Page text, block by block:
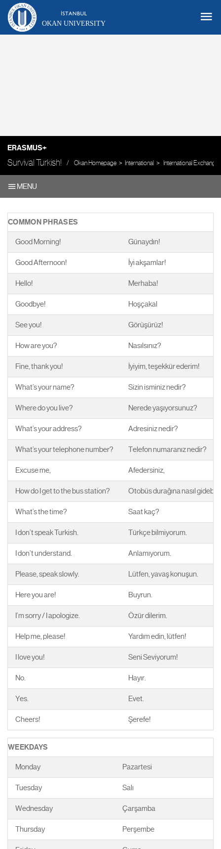
OKAN UNIVERSITY
ERASMUS+
Survival Turkish! Okan Homepage International International
MENU
COMMON PHRASES
Good Morning! Günaydın!
Good Afternoon! İyi akşamlar!
Hello! Merhaba!
Goodbye! Hoşçakal
See you! Görüşürüz!
How are you? Nasılsınız?
Fine, thank you! İyiyim, teşekkür ederim!
What’s your name? Sizin isminiz nedir?
Where do you live? Nerede yaşıyorsunuz?
What’s your address? Adresiniz nedir?
What’s your telephone number? Telefon numaranız nedir?
Excuse me, Afedersiniz,
How do I get to the bus station? Otobüs durağına nasıl
What’s the time? Saat kaç?
I don’t speak Turkish. Türkçe bilmiyorum.
I don’t understand. Anlamıyorum.
Please, speak slowly. Lütfen, yavaş konuşun.
Here you are! Buyrun.
I’m sorry / I apologize. Özür dilerim.
Help me, please! Yardım edin, lütfen!
I love you! Seni Seviyorum!
No. Hayır.
Yes. Evet.
Cheers! Şerefe!
WEEKDAYS
Monday Pazartesi
Tuesday Salı
Wednesday Çarşamba
Thursday Perşembe